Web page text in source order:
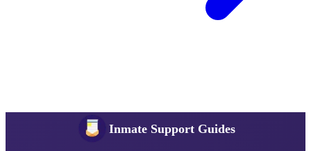
Inmate Support Guides